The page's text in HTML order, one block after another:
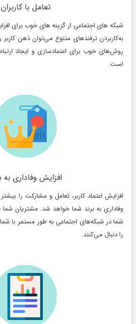
تعامل با کاربران
شبکه های اجتماعی از گزینه های خوب برای
به‌کاربردن ترفندهای متنوع می‌توان ذهن کاربر
روش‌‌های خوب برای اعتمادسازی و ایجاد
است.
افزایش وفاداری به
افزایش اعتماد کاربر، تعامل و مشارکت را
وفاداری به برند شما خواهد شد. مشتریان
شما در شبکه‌های اجتماعی به طور مستمر با
را دنبال می‌کنند.